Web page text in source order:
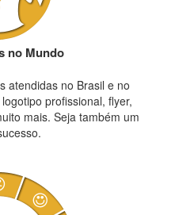
no Mundo
atendidas no Brasil e no
profissional, flyer,
mais. Seja também um